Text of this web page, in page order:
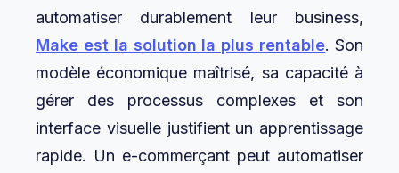
automatiser durablement leur business,
Make est la solution la plus rentable. Son
modèle économique maîtrisé, sa capacité à
gérer des processus complexes et son
interface visuelle justifient un apprentissage
rapide. Un e-commerçant peut automatiser